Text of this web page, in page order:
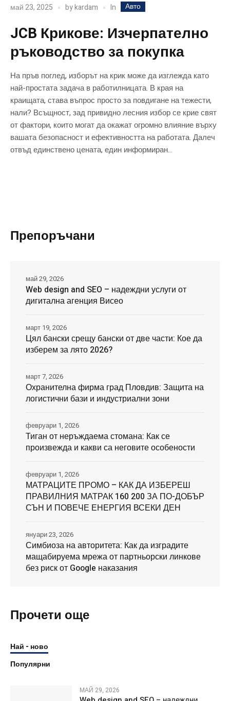
май 23, 2025 bykardam In Авто
JCB Крикове: Изчерпателно
ръководство за покупка
На пръв поглед, изборът на крик може да изглежда като
най-простата задача в работилницата. В края на
краищата, става въпрос просто за повдигане на тежести,
нали? Всъщност, зад привидно лесния избор се крие свят
от фактори, които могат да окажат огромно влияние върху
вашата безопасност и ефективността на работата. Далеч
отвъд единствено цената, един информиран...
Препоръчани
Web design and SEO – надеждни услуги от
дигитална агенция Висео
май 29, 2026
Цял бански срещу бански от две части: Кое да
изберем за лято 2026?
март 19, 2026
Охранителна фирма град Пловдив: Защита на
логистични бази и индустриални зони
март 7, 2026
Тиган от неръждаема стомана: Как се
произвежда и какви са неговите особености
февруари 1, 2026
МАТРАЦИТЕ ПРОМО – КАК ДА ИЗБЕРЕШ
ПРАВИЛНИЯ МАТРАК 160 200 ЗА ПО-ДОБЪР
СЪН И ПОВЕЧЕ ЕНЕРГИЯ ВСЕКИ ДЕН
февруари 1, 2026
Симбиоза на авторитета: Как да изградите
мащабируема мрежа от партньорски линкове
без риск от Google наказания
януари 23, 2026
Прочети още
Най - ново
Популярни
МАЙ 29, 2026